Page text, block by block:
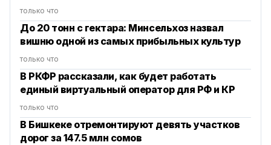
только что
До 20 тонн с гектара: Минсельхоз назвал
вишню одной из самых прибыльных культур
только что
В РКФР рассказали, как будет работать
единый виртуальный оператор для РФ и КР
только что
В Бишкеке отремонтируют девять участков
дорог за 147.5 млн сомов